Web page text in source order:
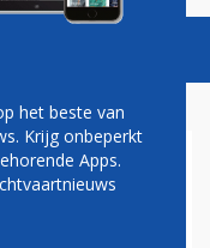
MET
het beste van
Krijg onbeperkt
Apps.